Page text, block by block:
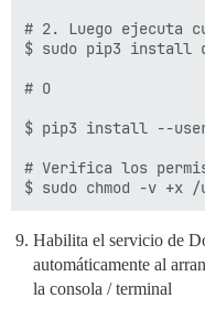
# 2. Luego ejecuta
$ sudo pip3 install
# O
$ pip3 install --user
# Verifica los
Habilita el servicio de
automáticamente al
la consola / terminal